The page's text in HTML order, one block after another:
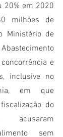
20% em 2020
milhões de
Ministério de
e
inclusive no
em que
do
sem